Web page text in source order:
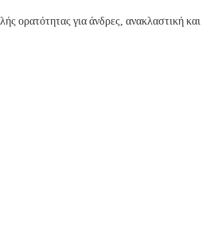
ορατότητας για άνδρες, ανακλαστική και